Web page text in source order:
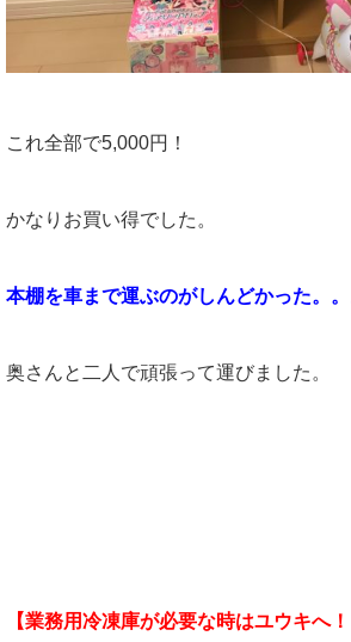
これ全部で5,000円！
かなりお買い得でした。
本棚を車まで運ぶのがしんどかった。。
奥さんと二人で頑張って運びました。
【業務用冷凍庫が必要な時はユウキへ！